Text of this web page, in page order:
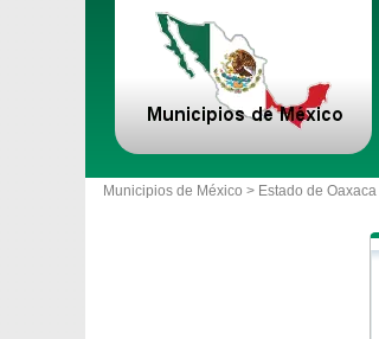
Municipios de México > Estado de Oaxaca